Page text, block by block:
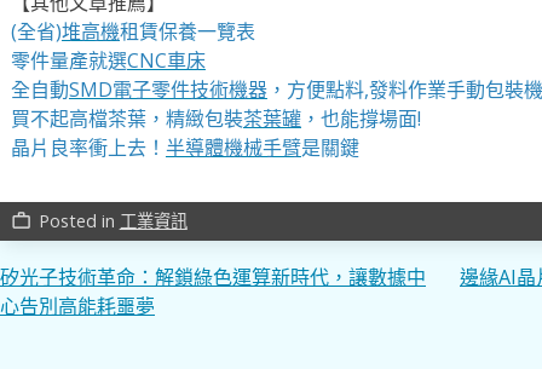
(全省)堆高機租賃保養一覽表
零件量產就選CNC車床
全自動SMD電子零件技術機器，方便點料,發料作業手動包裝機
買不起高檔茶葉，精緻包裝茶葉罐，也能撐場面!
晶片良率衝上去！ 半導體機械手臂是關鍵
work_outline Posted in 工業資訊
文
章
矽光子技術革命：解鎖綠色運算新時代，讓數據中
心告別高能耗噩夢
邊緣AI